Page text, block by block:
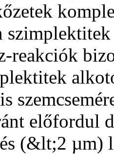
reakciók
előfordul
(&lt;2 µm)